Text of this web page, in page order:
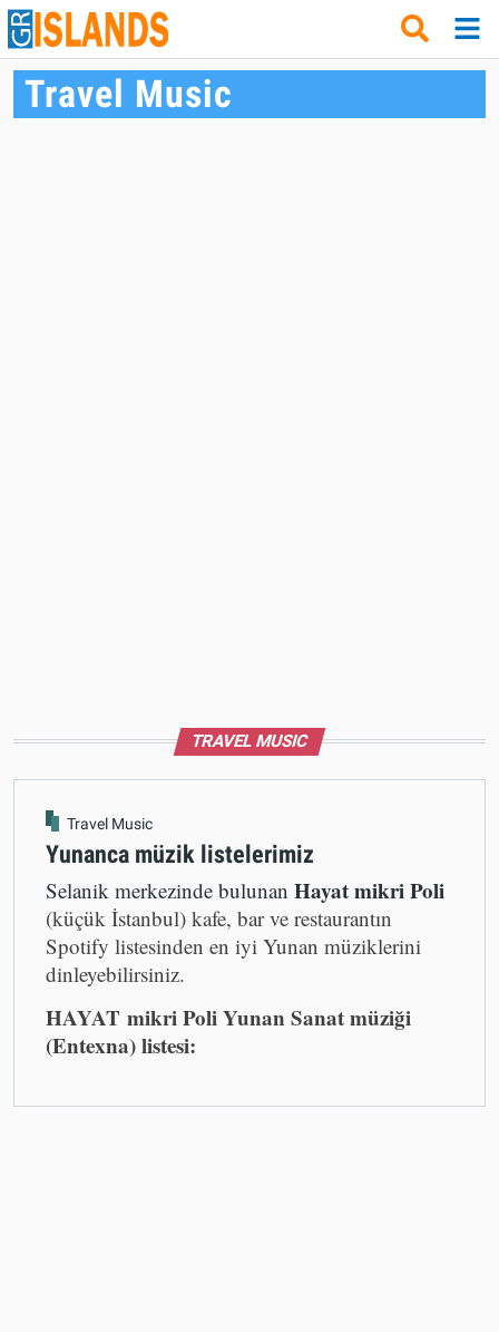
Travel Music
TRAVEL MUSIC
Travel Music
Yunanca müzik listelerimiz
Selanik merkezinde bulunan Hayat mikri Poli
(küçük İstanbul) kafe, bar ve restaurantın
Spotify listesinden en iyi Yunan müziklerini
dinleyebilirsiniz.
HAYAT mikri Poli Yunan Sanat müziği
(Entexna) listesi: